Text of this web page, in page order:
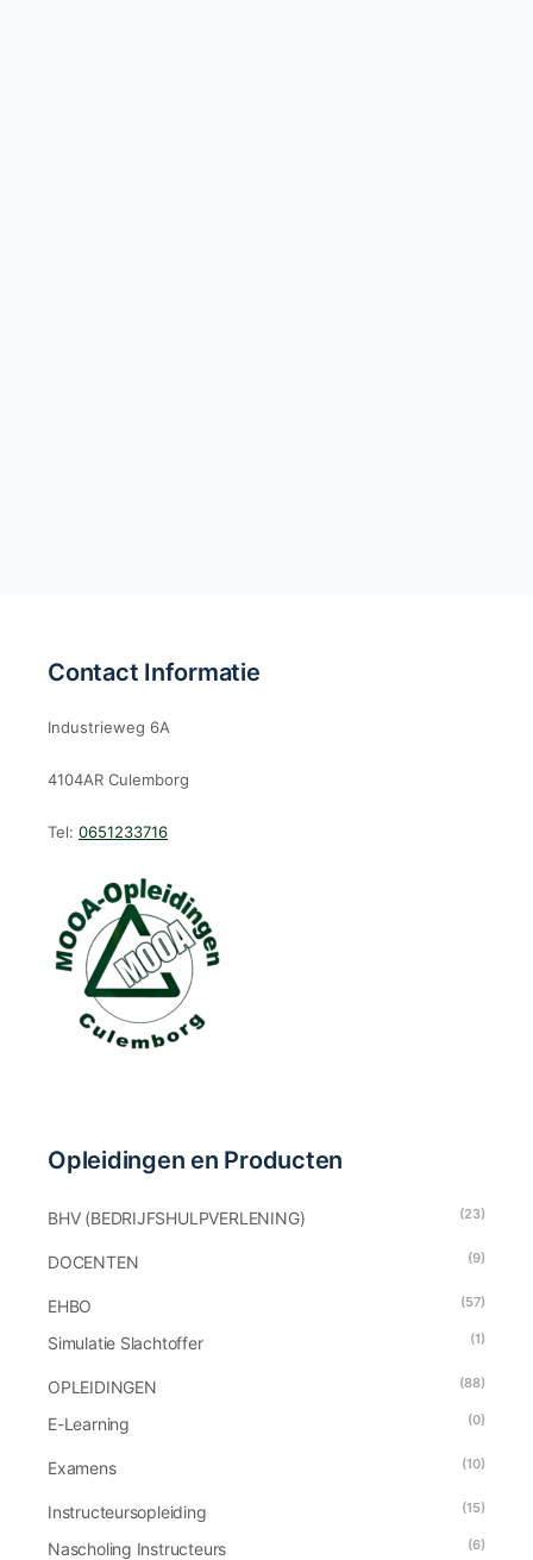
Contact Informatie
Industrieweg 6A
4104AR Culemborg
Tel: 0651233716
Opleidingen en Producten
BHV (BEDRIJFSHULPVERLENING) (23)
DOCENTEN (9)
EHBO (57)
Simulatie Slachtoffer (1)
OPLEIDINGEN (88)
E-Learning (0)
Examens (10)
Instructeursopleiding (15)
Nascholing Instructeurs (6)